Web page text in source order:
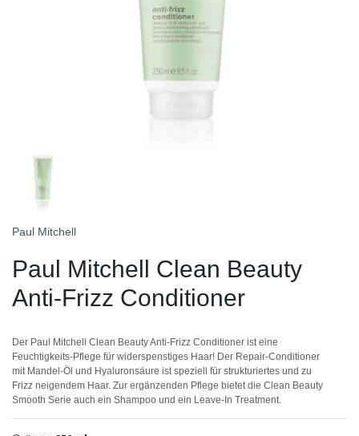
Paul Mitchell
Paul Mitchell Clean Beauty
Anti-Frizz Conditioner
Der Paul Mitchell Clean Beauty Anti-Frizz Conditioner ist eine
Feuchtigkeits-Pflege für widerspenstiges Haar! Der Repair-Conditioner
mit Mandel-Öl und Hyaluronsäure ist speziell für strukturiertes und zu
Frizz neigendem Haar. Zur ergänzenden Pflege bietet die Clean Beauty
Smooth Serie auch ein Shampoo und ein Leave-In Treatment.